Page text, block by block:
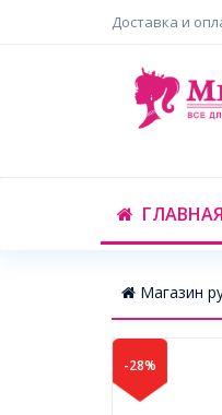
Доставка и
ГЛАВНАЯ
Магазин
-28%